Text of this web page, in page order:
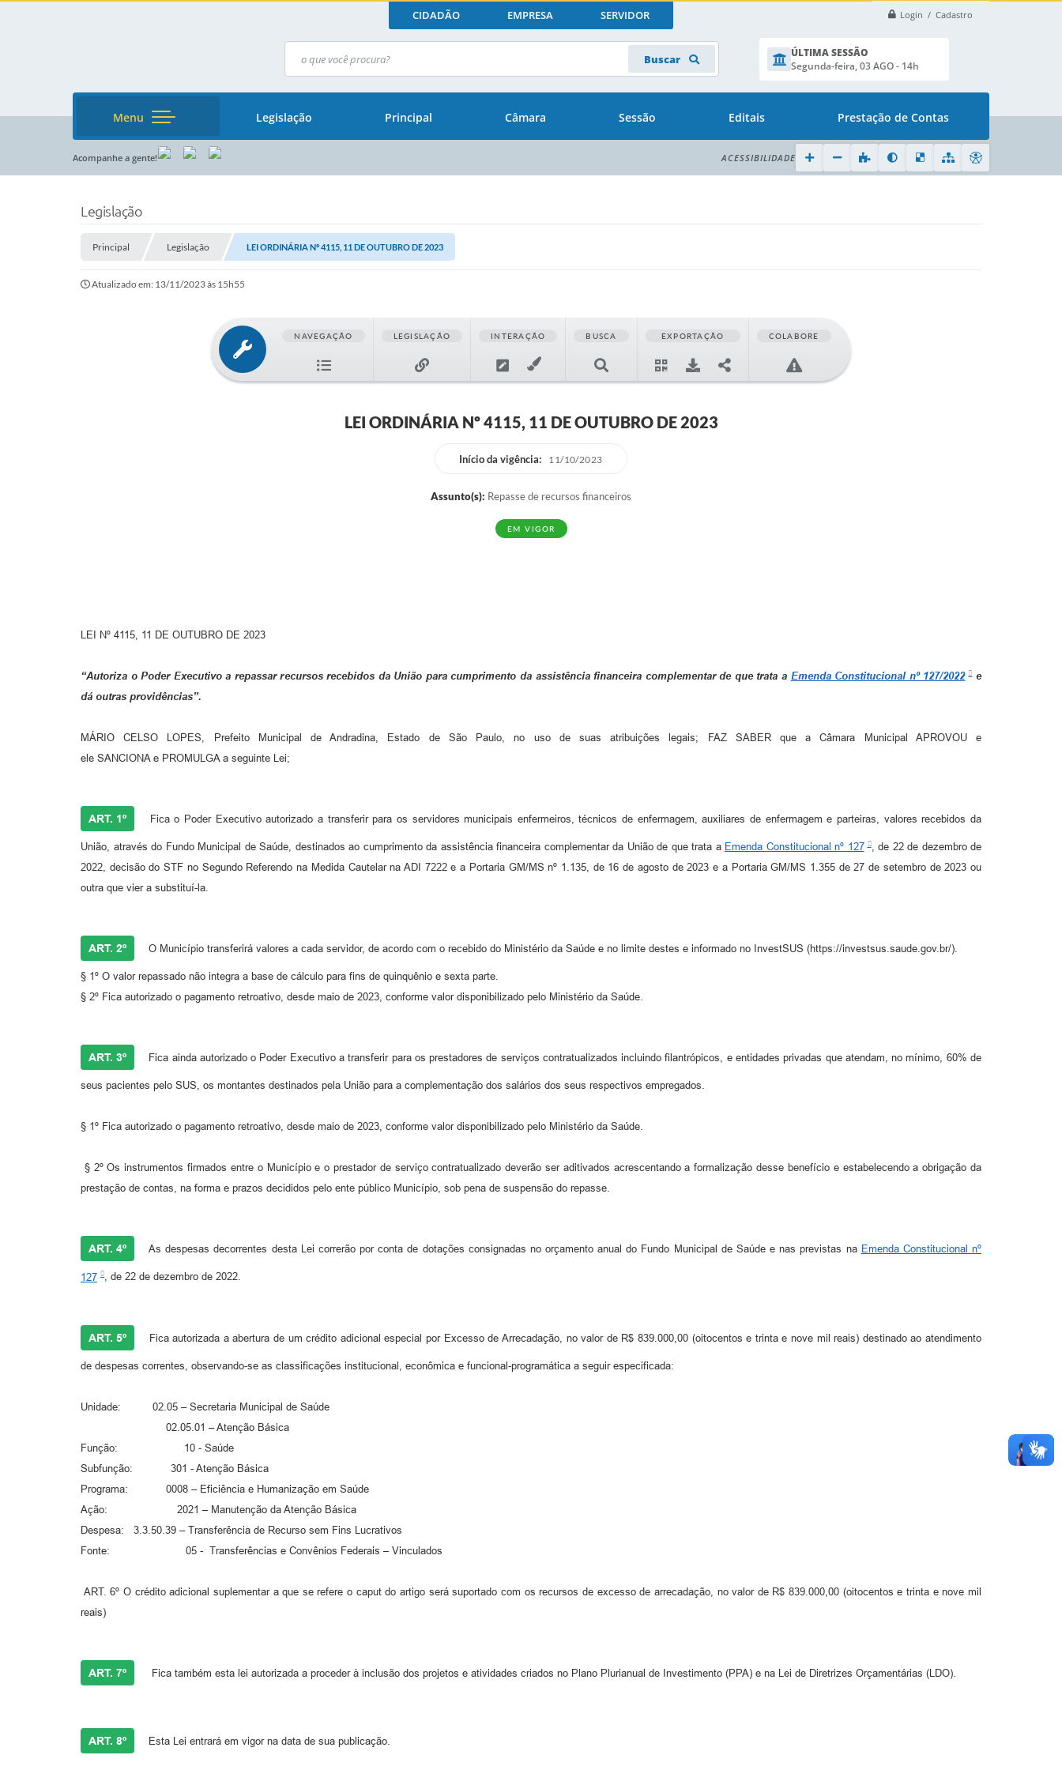
Login / Cadastro
CIDADÃO EMPRESA SERVIDOR
Buscar
ÚLTIMA SESSÃO
Segunda-feira, 03 AGO - 14h
Menu Legislação Principal Câmara Sessão Editais Prestação de Contas
Acompanhe a gente! ACESSIBILIDADE
Legislação
Principal Legislação LEI ORDINÁRIA Nº 4115, 11 DE OUTUBRO DE 2023
Atualizado em: 13/11/2023 às 15h55
NAVEGAÇÃO LEGISLAÇÃO INTERAÇÃO BUSCA EXPORTAÇÃO COLABORE
LEI ORDINÁRIA Nº 4115, 11 DE OUTUBRO DE 2023
Início da vigência: 11/10/2023
Assunto(s): Repasse de recursos financeiros
EM VIGOR
LEI Nº 4115, 11 DE OUTUBRO DE 2023
“Autoriza o Poder Executivo a repassar recursos recebidos da União para cumprimento da assistência financeira complementar de que trata a Emenda Constitucional nº 127/2022 e
dá outras providências”.
MÁRIO CELSO LOPES, Prefeito Municipal de Andradina, Estado de São Paulo, no uso de suas atribuições legais; FAZ SABER que a Câmara Municipal APROVOU e
ele SANCIONA e PROMULGA a seguinte Lei;
ART. 1º Fica o Poder Executivo autorizado a transferir para os servidores municipais enfermeiros, técnicos de enfermagem, auxiliares de enfermagem e parteiras, valores recebidos da
União, através do Fundo Municipal de Saúde, destinados ao cumprimento da assistência financeira complementar da União de que trata a Emenda Constitucional nº 127 , de 22 de dezembro de
2022, decisão do STF no Segundo Referendo na Medida Cautelar na ADI 7222 e a Portaria GM/MS nº 1.135, de 16 de agosto de 2023 e a Portaria GM/MS 1.355 de 27 de setembro de 2023 ou
outra que vier a substituí-la.
ART. 2º O Município transferirá valores a cada servidor, de acordo com o recebido do Ministério da Saúde e no limite destes e informado no InvestSUS (https://investsus.saude.gov.br/).
§ 1º O valor repassado não integra a base de cálculo para fins de quinquênio e sexta parte.
§ 2º Fica autorizado o pagamento retroativo, desde maio de 2023, conforme valor disponibilizado pelo Ministério da Saúde.
ART. 3º Fica ainda autorizado o Poder Executivo a transferir para os prestadores de serviços contratualizados incluindo filantrópicos, e entidades privadas que atendam, no mínimo, 60% de
seus pacientes pelo SUS, os montantes destinados pela União para a complementação dos salários dos seus respectivos empregados.
§ 1º Fica autorizado o pagamento retroativo, desde maio de 2023, conforme valor disponibilizado pelo Ministério da Saúde.
§ 2º Os instrumentos firmados entre o Município e o prestador de serviço contratualizado deverão ser aditivados acrescentando a formalização desse benefício e estabelecendo a obrigação da
prestação de contas, na forma e prazos decididos pelo ente público Município, sob pena de suspensão do repasse.
ART. 4º As despesas decorrentes desta Lei correrão por conta de dotações consignadas no orçamento anual do Fundo Municipal de Saúde e nas previstas na Emenda Constitucional nº
127 , de 22 de dezembro de 2022.
ART. 5º Fica autorizada a abertura de um crédito adicional especial por Excesso de Arrecadação, no valor de R$ 839.000,00 (oitocentos e trinta e nove mil reais) destinado ao atendimento
de despesas correntes, observando-se as classificações institucional, econômica e funcional-programática a seguir especificada:
Unidade: 02.05 – Secretaria Municipal de Saúde
02.05.01 – Atenção Básica
Função: 10 - Saúde
Subfunção: 301 - Atenção Básica
Programa: 0008 – Eficiência e Humanização em Saúde
Ação: 2021 – Manutenção da Atenção Básica
Despesa: 3.3.50.39 – Transferência de Recurso sem Fins Lucrativos
Fonte: 05 - Transferências e Convênios Federais – Vinculados
ART. 6º O crédito adicional suplementar a que se refere o caput do artigo será suportado com os recursos de excesso de arrecadação, no valor de R$ 839.000,00 (oitocentos e trinta e nove mil
reais)
ART. 7º Fica também esta lei autorizada a proceder à inclusão dos projetos e atividades criados no Plano Plurianual de Investimento (PPA) e na Lei de Diretrizes Orçamentárias (LDO).
ART. 8º Esta Lei entrará em vigor na data de sua publicação.